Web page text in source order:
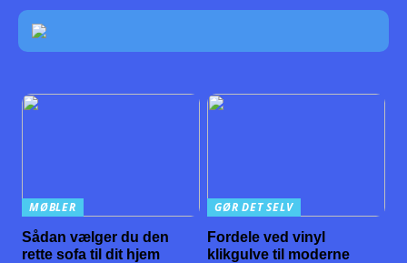
MØBLER
Sådan vælger du den
rette sofa til dit hjem
GØR DET SELV
Fordele ved vinyl
klikgulve til moderne